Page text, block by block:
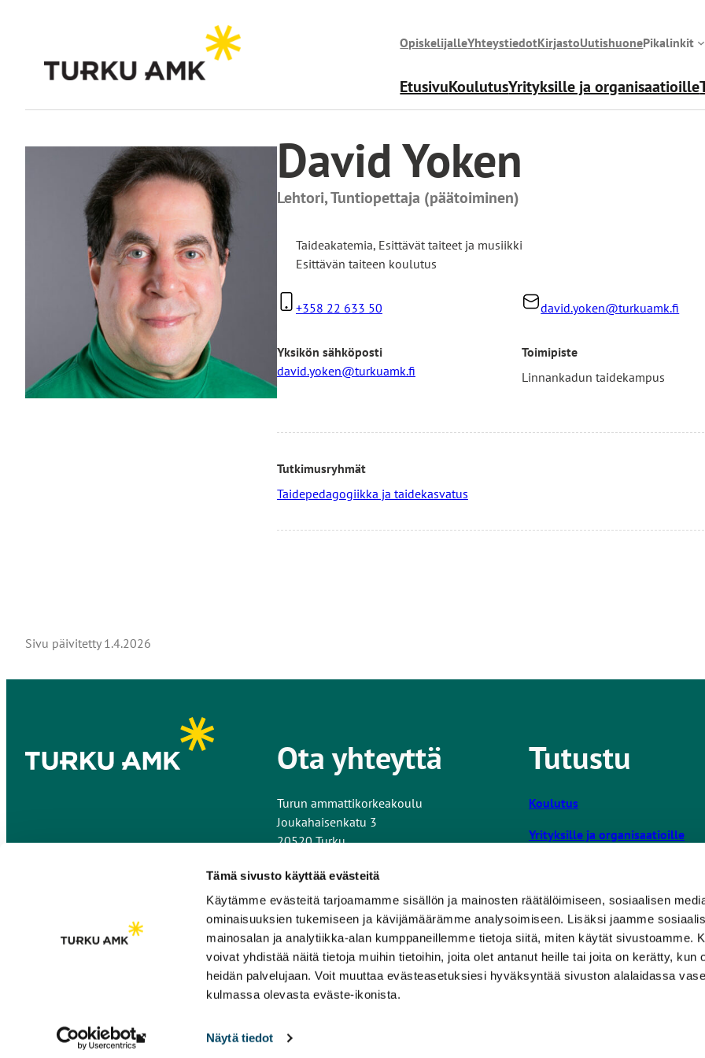
Linkki
Tämä sivusto käyttää evästeitä
Käytämme evästeitä tarjoamamme sisällön ja mainosten räätälöimiseen, sosiaalisen
ominaisuuksien tukemiseen ja kävijämäärämme analysoimiseen. Lisäksi jaamme
mainosalan ja analytiikka-alan kumppaneillemme tietoja siitä, miten käytät sivustoamme.
voivat yhdistää näitä tietoja muihin tietoihin, joita olet antanut heille tai joita on kerätty, kun
heidän palvelujaan. Voit muuttaa evästeasetuksiesi hyväksyntää sivuston alalaidassa
kulmassa olevasta eväste-ikonista.
Näytä tiedot
OpiskelijalleYhteystiedotKirjastoUutishuonePikalinkit
EtusivuKoulutusYrityksille ja organisaatioille
David Yoken
Lehtori, Tuntiopettaja (päätoiminen)
Taideakatemia, Esittävät taiteet ja musiikki
Esittävän taiteen koulutus
+358 22 633 50 david.yoken@turkuamk.fi
Yksikön sähköposti
david.yoken@turkuamk.fi
Toimipiste
Linnankadun taidekampus
Tutkimusryhmät
Taidepedagogiikka ja taidekasvatus
Sivu päivitetty 1.4.2026
Ota yhteyttä
Turun ammattikorkeakoulu
Joukahaisenkatu 3
20520 Turku
Kaikki yhteystiedot
Anna palautetta nettisivuistaL
i
n
k
k
Tutustu
Koulutus
Yrityksille ja organisaatioille
Turun AMK
Opiskelijalle
Uutishuone